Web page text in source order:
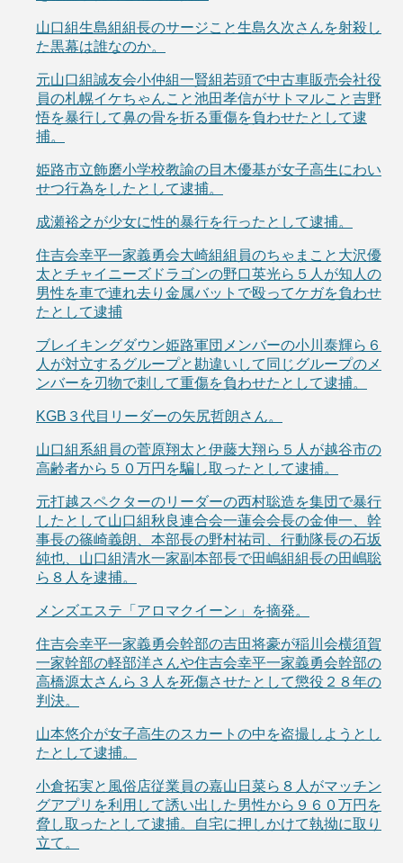
山口組生島組組長のサージこと生島久次さんを射殺し
た黒幕は誰なのか。
元山口組誠友会小仲組一賢組若頭で中古車販売会社役
員の札幌イケちゃんこと池田孝信がサトマルこと吉野
悟を暴行して鼻の骨を折る重傷を負わせたとして逮
捕。
姫路市立飾磨小学校教諭の目木優基が女子高生にわい
せつ行為をしたとして逮捕。
成瀬裕之が少女に性的暴行を行ったとして逮捕。
住吉会幸平一家義勇会大崎組組員のちゃまこと大沢優
太とチャイニーズドラゴンの野口英光ら５人が知人の
男性を車で連れ去り金属バットで殴ってケガを負わせ
たとして逮捕
ブレイキングダウン姫路軍団メンバーの小川泰輝ら６
人が対立するグループと勘違いして同じグループのメ
ンバーを刃物で刺して重傷を負わせたとして逮捕。
KGB３代目リーダーの矢尻哲朗さん。
山口組系組員の菅原翔太と伊藤大翔ら５人が越谷市の
高齢者から５０万円を騙し取ったとして逮捕。
元打越スペクターのリーダーの西村聡造を集団で暴行
したとして山口組秋良連合会一蓮会会長の金伸一、幹
事長の篠崎義朗、本部長の野村祐司、行動隊長の石坂
純也、山口組清水一家副本部長で田嶋組組長の田嶋聡
ら８人を逮捕。
メンズエステ「アロマクイーン」を摘発。
住吉会幸平一家義勇会幹部の吉田将豪が稲川会横須賀
一家幹部の軽部洋さんや住吉会幸平一家義勇会幹部の
高橋源太さんら３人を死傷させたとして懲役２８年の
判決。
山本悠介が女子高生のスカートの中を盗撮しようとし
たとして逮捕。
小倉拓実と風俗店従業員の嘉山日菜ら８人がマッチン
グアプリを利用して誘い出した男性から９６０万円を
脅し取ったとして逮捕。自宅に押しかけて執拗に取り
立て。